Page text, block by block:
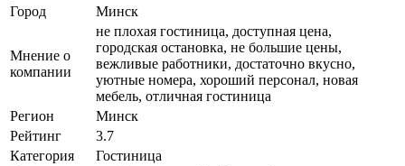
Город
Минск
Мнение о
компании
не плохая гостиница, доступная цена,
городская остановка, не большие цены,
вежливые работники, достаточно вкусно,
уютные номера, хороший персонал, новая
мебель, отличная гостиница
Регион
Минск
Рейтинг
3.7
Категория
Гостиница